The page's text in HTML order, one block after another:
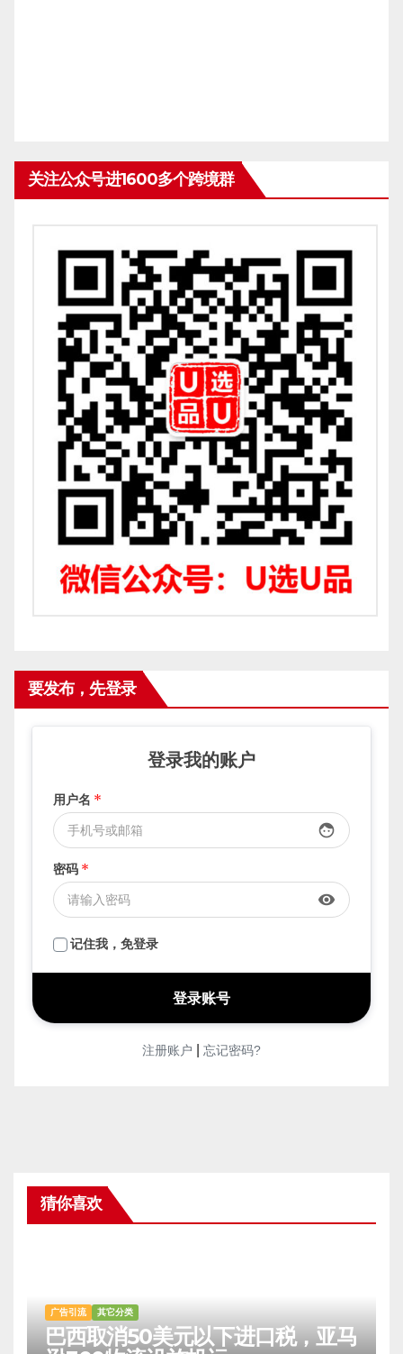
关注公众号进1600多个跨境群
用户名*
face
密码*
visibility
记住我，免登录